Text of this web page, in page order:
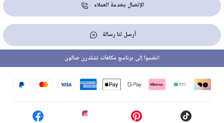
الإتصال بخدمة العملاء
أرسل لنا رسالة
انضموا إلى برنامج مكافآت تشلدرن صالون